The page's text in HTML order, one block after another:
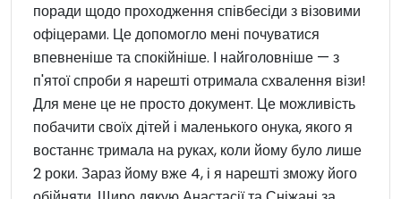
поради щодо проходження співбесіди з візовими
офіцерами. Це допомогло мені почуватися
впевненіше та спокійніше. І найголовніше — з
п'ятої спроби я нарешті отримала схвалення візи!
Для мене це не просто документ. Це можливість
побачити своїх дітей і маленького онука, якого я
востаннє тримала на руках, коли йому було лише
2 роки. Зараз йому вже 4, і я нарешті зможу його